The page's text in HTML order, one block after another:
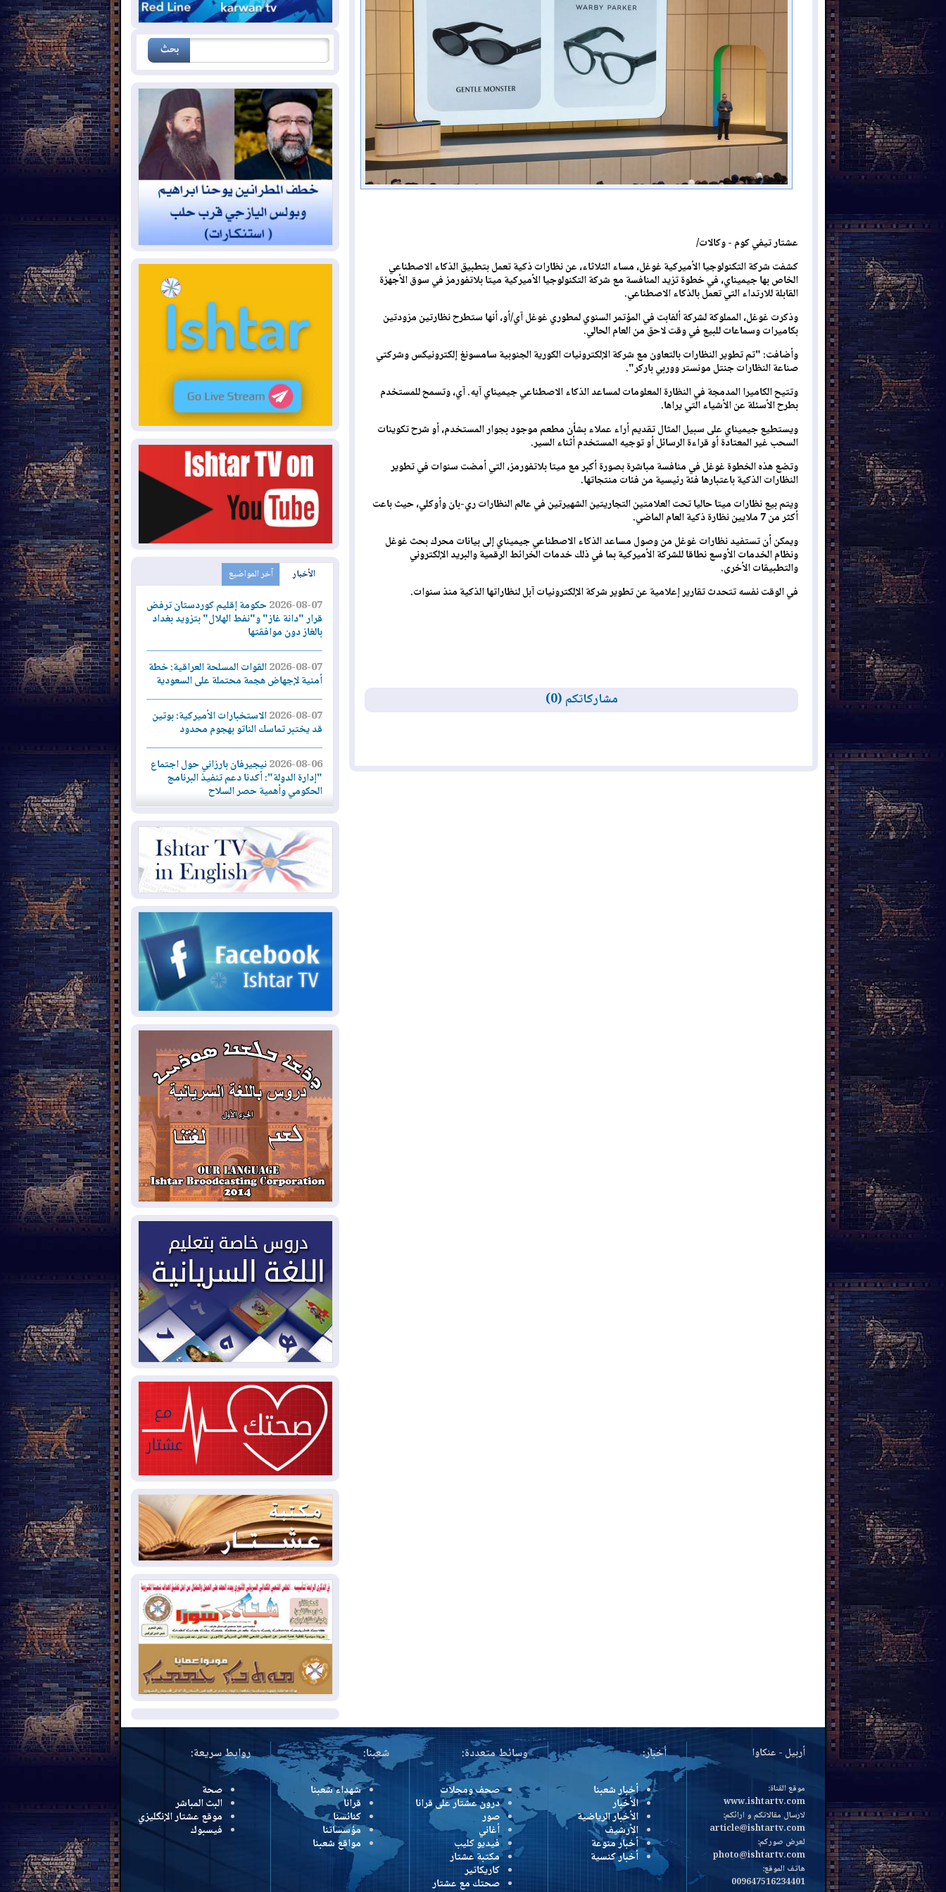
عشتار تيفي كوم - وكالات/
كشفت شركة التكنولوجيا الأميركية غوغل، مساء الثلاثاء، عن نظارات ذكية تعمل بتطبيق الذكاء الاصطناعي
الخاص بها جيميناي، في خطوة تزيد المنافسة مع شركة التكنولوجيا الأميركية ميتا بلاتفورمز في سوق الأجهزة
القابلة للارتداء التي تعمل بالذكاء الاصطناعي.
وذكرت غوغل، المملوكة لشركة ألفابت في المؤتمر السنوي لمطوري غوغل آي/أو، أنها ستطرح نظارتين مزودتين
بكاميرات وسماعات للبيع في وقت لاحق من العام الحالي.
وأضافت: "تم تطوير النظارات بالتعاون مع شركة الإلكترونيات الكورية الجنوبية سامسونغ إلكترونيكس وشركتي
صناعة النظارات جنتل مونستر ووربي باركر".
وتتيح الكاميرا المدمجة في النظارة المعلومات لمساعد الذكاء الاصطناعي جيميناي آيه. آي، وتسمح للمستخدم
بطرح الأسئلة عن الأشياء التي يراها.
ويستطيع جيميناي على سبيل المثال تقديم أراء عملاء بشأن مطعم موجود بجوار المستخدم، أو شرح تكوينات
السحب غير المعتادة أو قراءة الرسائل أو توجيه المستخدم أثناء السير.
وتضع هذه الخطوة غوغل في منافسة مباشرة بصورة أكبر مع ميتا بلاتفورمز، التي أمضت سنوات في تطوير
النظارات الذكية باعتبارها فئة رئيسية من فئات منتجاتها.
ويتم بيع نظارات ميتا حاليا تحت العلامتين التجاريتين الشهيرتين في عالم النظارات ري-بان وأوكلي، حيث باعت
أكثر من 7 ملايين نظارة ذكية العام الماضي.
ويمكن أن تستفيد نظارات غوغل من وصول مساعد الذكاء الاصطناعي جيميناي إلى بيانات محرك بحث غوغل
ونظام الخدمات الأوسع نطاقا للشركة الأميركية بما في ذلك خدمات الخرائط الرقمية والبريد الإلكتروني
والتطبيقات الأخرى.
في الوقت نفسه تتحدث تقارير إعلامية عن تطوير شركة الإلكترونيات آبل لنظاراتها الذكية منذ سنوات.
مشاركاتكم (0)
الأخبار آخر المواضيع
2026-08-07حكومة إقليم كوردستان ترفض
قرار "دانة غاز" و"نفط الهلال" بتزويد بغداد
بالغاز دون موافقتها
2026-08-07القوات المسلحة العراقية: خطة
أمنية لإجهاض هجمة محتملة على السعودية
2026-08-07الاستخبارات الأميركية: بوتين
قد يختبر تماسك الناتو بهجوم محدود
2026-08-06نيجيرفان بارزاني حول اجتماع
"إدارة الدولة": أكدنا دعم تنفيذ البرنامج
الحكومي وأهمية حصر السلاح
2026-08-06ائتلاف ادارة الدولة: من
يقومون بسلوك يهدد امن البلاد خارجون عن
القانون يجب محاربتهم
2026-08-06بعد هجومين قرب باب المندب..
الأحمر
2026-08-06مئات القاصرين بلا مأوى.. أزمة
سبتة تتصاعد وتضغط على مدريد
لمدة عام.. بدء توريد 100
مليون قدم مكعب يومياً من غاز كورمور في
إقليم كوردستان إلى وزارة الكهرباء العراقية
2026-08-05
15كارثة بيئية ومناخية ترسم
ملامح أخطر التحديات التي تواجه العراق
اليوم
2026-08-05
حرائق فرنسا.. توقيف 402
شخص بينهم 156 قاصرا منذ بداية موسم
الحرائق
2026-08-04سومو: إنتاج النفط في إقليم
كوردستان انخفض إلى أقل من 10%
ملفات حقبة الكاظمي تعود إلى
الواجهة.. أنباء عن مراجعات قضائية
وتحقيقات أوسع في قضايا فساد
2026-08-04بيترو يشكو تزوير الانتخابات
الرئاسية ويحذر من "حرب أهلية" في
كولومبيا
2026-08-03رئيس إقليم كوردستان في
2026-08-03
العراق يؤكد مجدداً التزامه
بمنع الهجمات على الدول المجاورة
2026-08-03
العجز والاقتراض يطوقان
دينار!
2026-08-03كوبا تغرق في الظلام مجددا
وانهيار الشبكة الكهربائية
2026-08-03
أوامر بإجلاء 60 ألف شخص
بسبب الحرائق في ولاية واشنطن
2026-08-02مشروع "حسابي" يُمهل
الموظفين حتى نهاية أغسطس لاستلام
بطاقاتهم المصرفية
2026-08-02دمشق وعمّان تحذران بغداد:
أي هجوم من أراضي العراق سيواجه برد
المزيد
أربيل - عنكاوا
موقع القناة:
www.ishtartv.com
لارسال مقالاتكم و ارائكم:
article@ishtartv.com
لعرض صوركم:
photo@ishtartv.com
هاتف الموقع:
009647516234401
أخبار:
أخبار شعبنا
الأخبار
الأخبار الرياضية
الأرشيف
أخبار منوعة
أخبار كنسية
وسائط متعددة:
صحف ومجلات
درون عشتار على قرانا
صور
أغاني
فيديو كليب
مكتبة عشتار
كاريكاتير
صحتك مع عشتار
شعبنا:
شهداء شعبنا
قرانا
كنائسنا
مؤسساتنا
مواقع شعبنا
روابط سريعة:
صحة
البث المباشر
موقع عشتار الإنگليزي
فيسبوك